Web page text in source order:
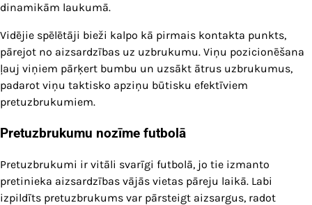
dinamikām laukumā.
Vidējie spēlētāji bieži kalpo kā pirmais kontakta punkts,
pārejot no aizsardzības uz uzbrukumu. Viņu pozicionēšana
ļauj viņiem pārķert bumbu un uzsākt ātrus uzbrukumus,
padarot viņu taktisko apziņu būtisku efektīviem
pretuzbrukumiem.
Pretuzbrukumu nozīme futbolā
Pretuzbrukumi ir vitāli svarīgi futbolā, jo tie izmanto
pretinieka aizsardzības vājās vietas pāreju laikā. Labi
izpildīts pretuzbrukums var pārsteigt aizsargus, radot